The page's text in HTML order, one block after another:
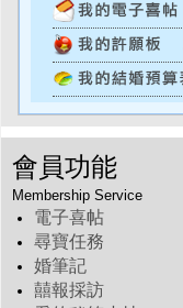
會員功能
Membership Service
電子喜帖
尋寶任務
婚筆記
囍報採訪